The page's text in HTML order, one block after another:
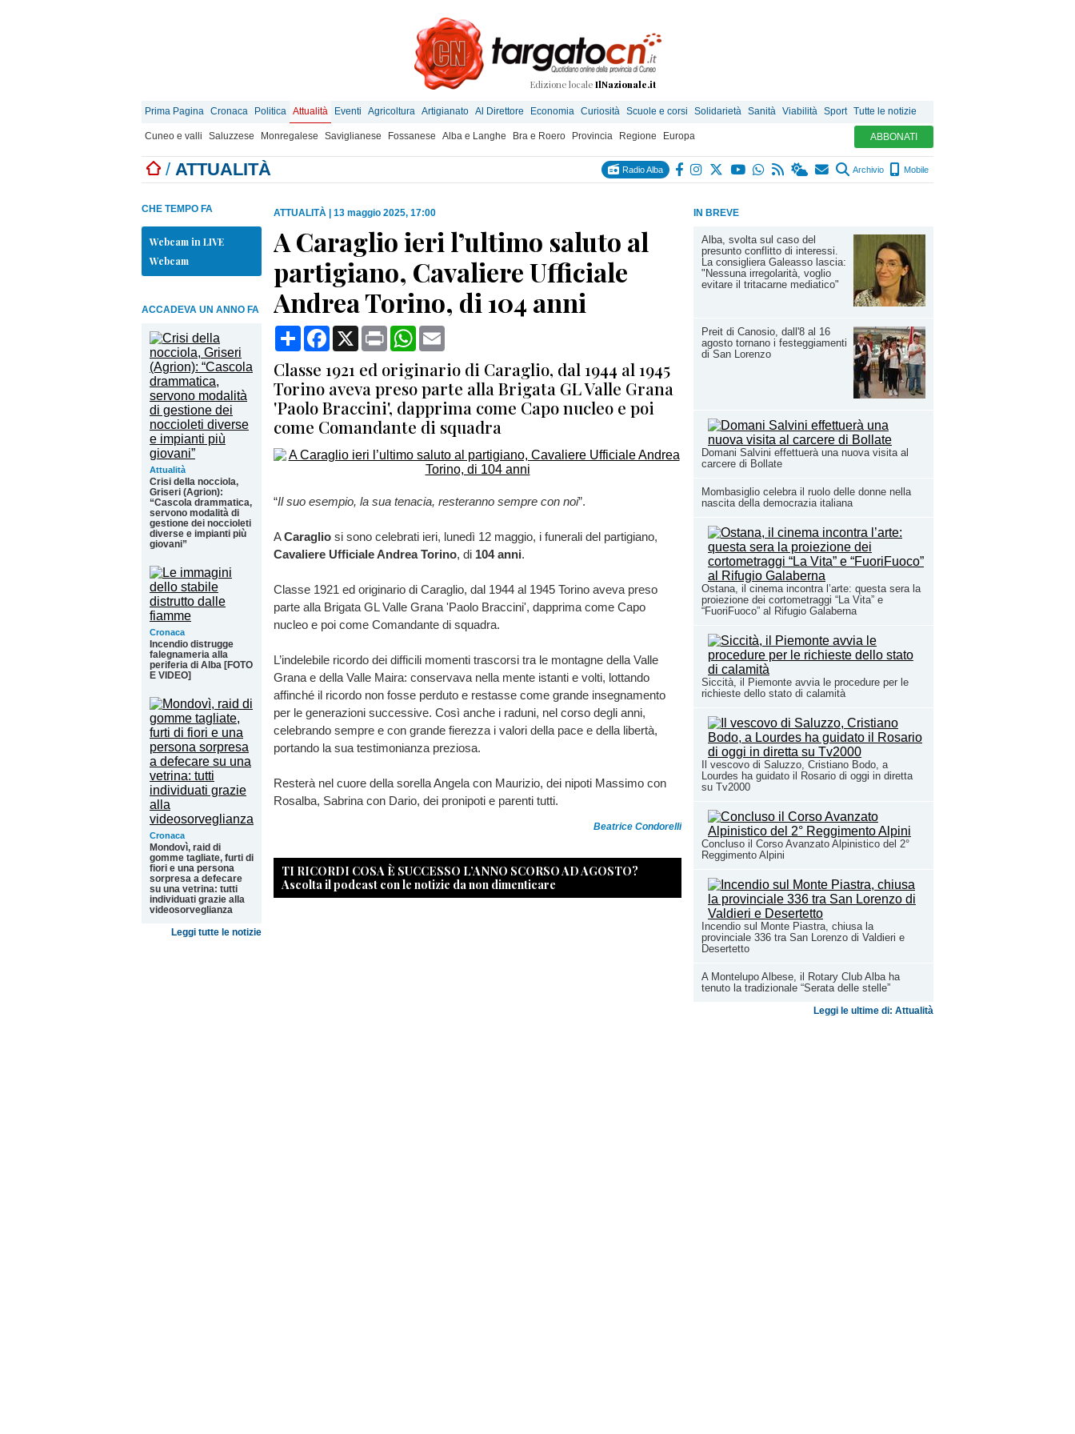
Edizione locale IlNazionale.it
Prima Pagina Cronaca Politica Attualità Eventi Agricoltura Artigianato Al Direttore Economia Curiosità Scuole e corsi Solidarietà Sanità Viabilità Sport Tutte le notizie
Cuneo e valli Saluzzese Monregalese Saviglianese Fossanese Alba e Langhe Bra e Roero Provincia Regione Europa ABBONATI
/ ATTUALITÀ Radio Alba Archivio Mobile
IN BREVE
Alba, svolta sul caso del
presunto conflitto di interessi.
La consigliera Galeasso lascia:
"Nessuna irregolarità, voglio
evitare il tritacarne mediatico"
Preit di Canosio, dall'8 al 16
agosto tornano i festeggiamenti
di San Lorenzo
Domani Salvini effettuerà una nuova visita al
carcere di Bollate
Mombasiglio celebra il ruolo delle donne nella
nascita della democrazia italiana
Ostana, il cinema incontra l’arte: questa sera la
proiezione dei cortometraggi “La Vita” e
“FuoriFuoco” al Rifugio Galaberna
Siccità, il Piemonte avvia le procedure per le
richieste dello stato di calamità
Il vescovo di Saluzzo, Cristiano Bodo, a
Lourdes ha guidato il Rosario di oggi in diretta
su Tv2000
Concluso il Corso Avanzato Alpinistico del 2°
Reggimento Alpini
Incendio sul Monte Piastra, chiusa la
provinciale 336 tra San Lorenzo di Valdieri e
Desertetto
A Montelupo Albese, il Rotary Club Alba ha
tenuto la tradizionale “Serata delle stelle”
Leggi le ultime di: Attualità
CHE TEMPO FA
Webcam in LIVE
Webcam
ACCADEVA UN ANNO FA
Attualità
Crisi della nocciola,
Griseri (Agrion):
“Cascola drammatica,
servono modalità di
gestione dei noccioleti
diverse e impianti più
giovani”
Cronaca
Incendio distrugge
falegnameria alla
periferia di Alba [FOTO
E VIDEO]
Cronaca
Mondovì, raid di
gomme tagliate, furti di
fiori e una persona
sorpresa a defecare
su una vetrina: tutti
individuati grazie alla
videosorveglianza
Leggi tutte le notizie
ATTUALITÀ 13 maggio 2025, 17:00
A Caraglio ieri l’ultimo saluto al
partigiano, Cavaliere Ufficiale
Andrea Torino, di 104 anni
CondividiFacebook
X Print WhatsApp
Classe 1921 ed originario di Caraglio, dal 1944 al 1945
Torino aveva preso parte alla Brigata GL Valle Grana
'Paolo Braccini', dapprima come Capo nucleo e poi
come Comandante di squadra
“Il suo esempio, la sua tenacia, resteranno sempre con noi”.
ACaraglio si sono celebrati ieri, lunedì 12 maggio, i funerali del partigiano,
Cavaliere Ufficiale Andrea Torino, di 104 anni.
Classe 1921 ed originario di Caraglio, dal 1944 al 1945 Torino aveva preso
parte alla Brigata GL Valle Grana 'Paolo Braccini', dapprima come Capo
nucleo e poi come Comandante di squadra.
L’indelebile ricordo dei difficili momenti trascorsi tra le montagne della Valle
Grana e della Valle Maira: conservava nella mente istanti e volti, lottando
affinché il ricordo non fosse perduto e restasse come grande insegnamento
per le generazioni successive. Così anche i raduni, nel corso degli anni,
celebrando sempre e con grande fierezza i valori della pace e della libertà,
portando la sua testimonianza preziosa.
Resterà nel cuore della sorella Angela con Maurizio, dei nipoti Massimo con
Rosalba, Sabrina con Dario, dei pronipoti e parenti tutti.
Beatrice Condorelli
TI RICORDI COSA È SUCCESSO L’ANNO SCORSO AD AGOSTO?
Ascolta il podcast con le notizie da non dimenticare